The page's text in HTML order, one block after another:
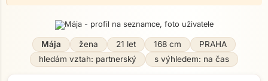
Mája žena 21 let 168 cm
PRAHA
hledám vztah: partnerský
s výhledem: na čas